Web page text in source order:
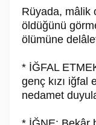
Rüyada, mâlik
öldüğünü
ölümüne
* İĞFAL
genç kızı iğfal
nedamet